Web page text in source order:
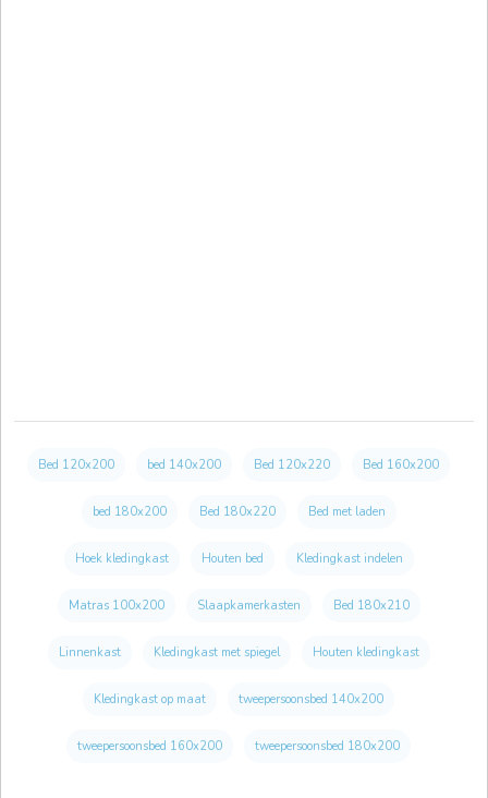
Bed 120x200 bed 140x200 Bed 120x220 Bed 160x200
bed 180x200 Bed 180x220 Bed met laden
Hoek kledingkast Houten bed Kledingkast indelen
Matras 100x200 Slaapkamerkasten Bed 180x210
Linnenkast Kledingkast met spiegel Houten kledingkast
Kledingkast op maat tweepersoonsbed 140x200
tweepersoonsbed 160x200 tweepersoonsbed 180x200